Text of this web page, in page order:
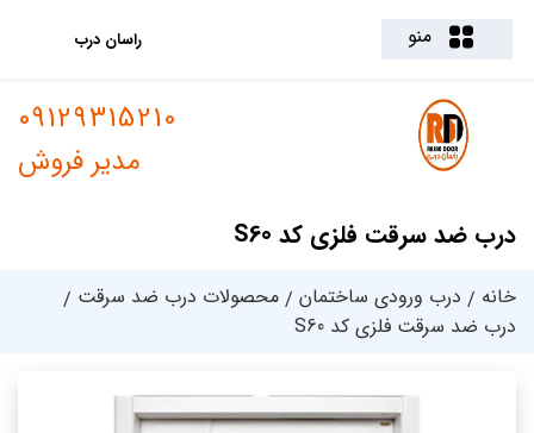
منو راسان درب
درب ضد سرقت فلزی کد S60
09129315210
مدیر فروش
خانه درب ورودی ساختمان
محصولات درب ضد سرقت
درب ضد سرقت فلزی کد S60